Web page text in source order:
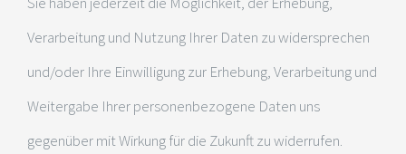
Verarbeitung und Nutzung Ihrer Daten zu widersprechen
und/oder Ihre Einwilligung zur Erhebung, Verarbeitung und
Weitergabe Ihrer personenbezogene Daten uns
gegenüber mit Wirkung für die Zukunft zu widerrufen.